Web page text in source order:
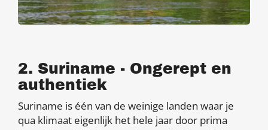
2. Suriname - Ongerept en
authentiek
Suriname is één van de weinige landen waar je
qua klimaat eigenlijk het hele jaar door prima